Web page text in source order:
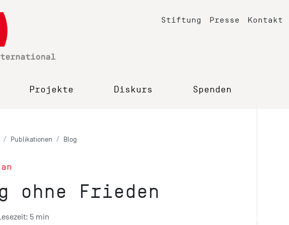
Stiftung Presse Kontakt
Projekte Diskurs Spenden
Publikationen Blog
ohne Frieden
5 min